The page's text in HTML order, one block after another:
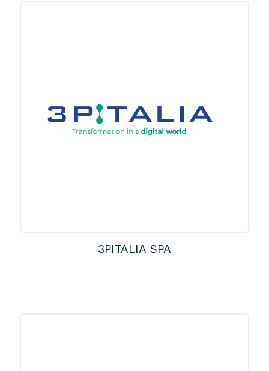
3PITALIA SPA